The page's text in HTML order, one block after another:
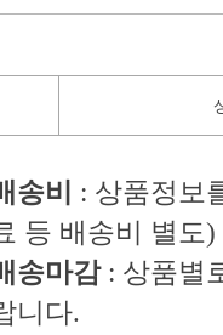
송비
: 상품정보
등 배송비 별도)
송마감: 상품별
니다.